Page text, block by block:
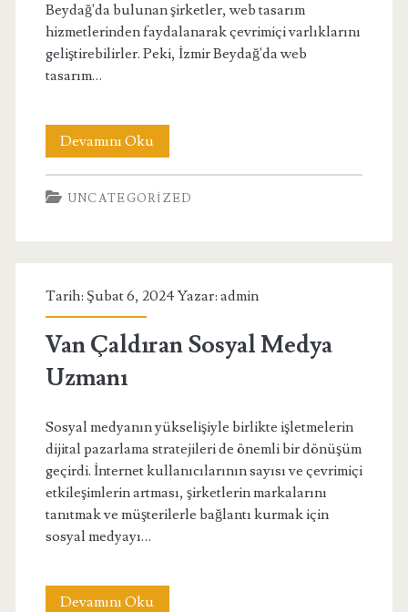
Beydağ'da bulunan şirketler, web tasarım
hizmetlerinden faydalanarak çevrimiçi varlıklarını
geliştirebilirler. Peki, İzmir Beydağ'da web
tasarım…
Devamını Okuİzmir
Beydağ
Web
UNCATEGORIZED
Tarih: Şubat 6, 2024 Yazar: admin
Van Çaldıran Sosyal Medya
Uzmanı
Sosyal medyanın yükselişiyle birlikte işletmelerin
dijital pazarlama stratejileri de önemli bir dönüşüm
geçirdi. İnternet kullanıcılarının sayısı ve çevrimiçi
etkileşimlerin artması, şirketlerin markalarını
tanıtmak ve müşterilerle bağlantı kurmak için
sosyal medyayı…
Devamını OkuVan